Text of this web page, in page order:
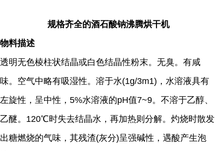
规格齐全的酒石酸钠沸腾烘干机
物料描述
透明无色棱柱状结晶或白色结晶性粉末。无臭。有咸
味。空气中略有吸湿性。溶于水(1g/3m1)，水溶液具有
左旋性，呈中性，5%水溶液的pH值7~9。不溶于乙醇、
乙醚。120℃时失去结晶水，再加热则分解。灼烧时散发
出糖燃烧的气味，其残渣(灰分)呈强碱性，遇酸产生泡